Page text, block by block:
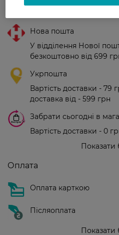
Нова пошта
У відділення Нової
безкоштовно від 699
Укрпошта
Вартість доставки - 79
доставка від - 599 грн
Забрати сьогодні в
Вартість доставки - 0
Показати
Оплата
Оплата карткою
Післяоплата
Показати